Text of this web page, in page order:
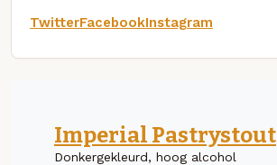
TwitterFacebookInstagram
Imperial Pastrystout
Donkergekleurd, hoog alcohol